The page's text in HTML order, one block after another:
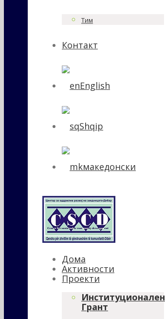
Тим
Контакт
English
Shqip
македонски
Дома
Активности
Проекти
Институционален
Грант